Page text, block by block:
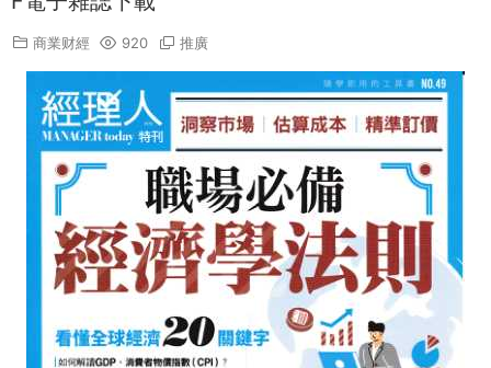
商業财經 920 推廣